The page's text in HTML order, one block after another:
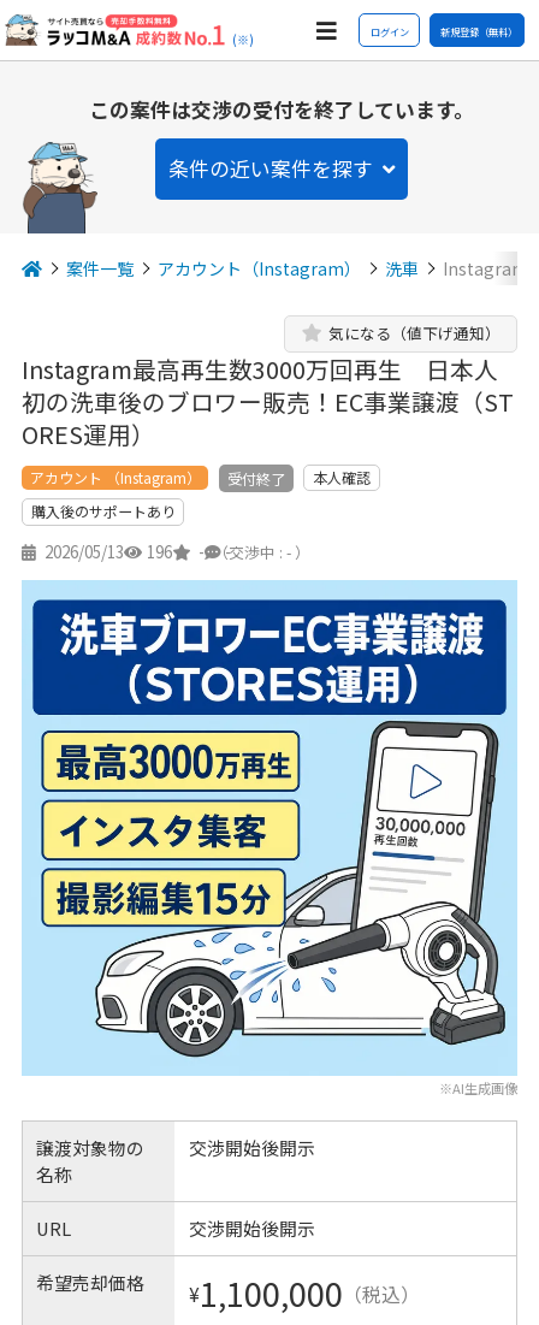
(※) ログイン 新規登録（無料）
この案件は交渉の受付を終了しています。
条件の近い案件を探す
案件一覧 アカウント（Instagram） 洗車 Instagram
Instagram最高再生数3000万回再生 日本人
初の洗車後のブロワー販売！EC事業譲渡（ST
ORES運用）
気になる（値下げ通知）
アカウント （Instagram） 受付終了
本人確認
購入後のサポートあり
2026/05/13 196 - -
（交渉中 : - ）
※AI生成画像
譲渡対象物の
名称
交渉開始後開示
URL 交渉開始後開示
希望売却価格 ¥1,100,000 （税込）